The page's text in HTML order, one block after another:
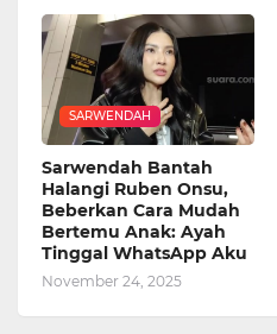
SARWENDAH
Sarwendah Bantah
Halangi Ruben Onsu,
Beberkan Cara Mudah
Bertemu Anak: Ayah
Tinggal WhatsApp Aku
November 24, 2025